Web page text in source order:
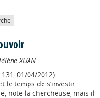
XUAN
01/04/2012)
le temps de s’investir
note la chercheuse, mais il